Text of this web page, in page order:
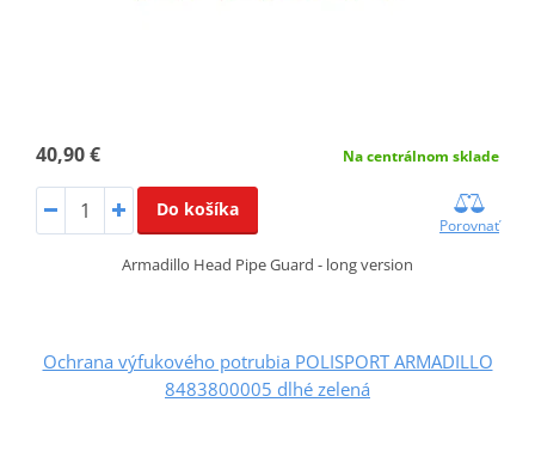
40,90 € Na centrálnom sklade
Do košíka
Porovnať
Armadillo Head Pipe Guard - long version
Ochrana výfukového potrubia POLISPORT ARMADILLO
8483800005 dlhé zelená